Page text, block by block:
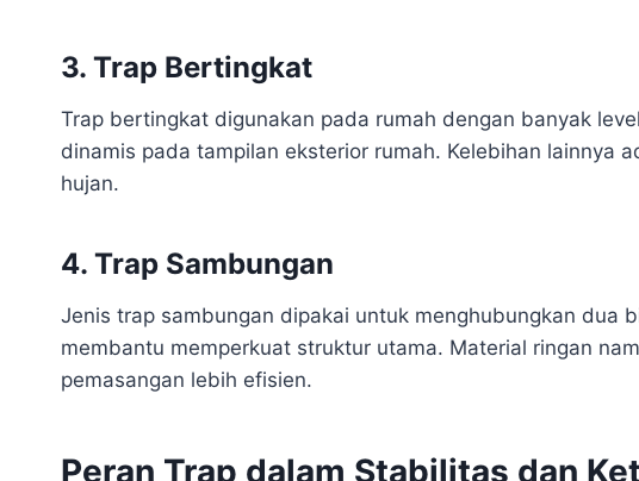
3. Trap Bertingkat
Trap bertingkat digunakan pada rumah dengan banyak
dinamis pada tampilan eksterior rumah. Kelebihan lainnya
hujan.
4. Trap Sambungan
Jenis trap sambungan dipakai untuk menghubungkan dua
membantu memperkuat struktur utama. Material ringan
pemasangan lebih efisien.
Peran Trap dalam Stabilitas dan